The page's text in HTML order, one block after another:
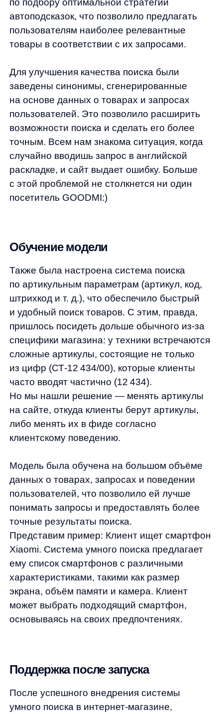
Обучение модели
по артикульным параметрам (артикул, код,
штрихкод и т. д.), что обеспечило быстрый
пришлось посидеть дольше обычного из-за
специфики магазина: у техники встречаются
сложные артикулы, состоящие не только
из цифр (СТ-12 434/00), которые клиенты
часто вводят частично (12 434).
Но мы нашли решение — менять артикулы
на сайте, откуда клиенты берут артикулы,
либо менять их в фиде согласно
клиентскому поведению.
пользователей, что позволило ей лучше
точные результаты поиска.
Представим пример: Клиент ищет смартфон
Xiaomi. Система умного поиска предлагает
ему список смартфонов с различными
характеристиками, такими как размер
экрана, объём памяти и камера. Клиент
может выбрать подходящий смартфон,
основываясь на своих предпочтениях.
Поддержка после запуска
После успешного внедрения системы
умного поиска в интернет-магазине,
мы продолжаем активно поддерживать
клиентов готова оперативно решать любые
возникающие вопросы и предоставлять
консультации по улучшению поиска.
—Регулярный мониторинг и анализ:
Постоянно отслеживаем работу поисковой
системы, выявляем и устраняем возможные
проблемы, чтобы обеспечить стабильную
результатов.
—Анализ метрик и отчеты:Периодически
предоставляем отчеты с анализом ключевых
показателей, таких как ndcg, количество
и пользователей, чтобы постоянно улучшать
функциональность и удобство поиска.
—Обучение и поддержка: Проводим